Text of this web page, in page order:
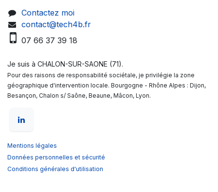
Contactez moi
contact@tech4b.fr
07 66 37 39 18
Je suis à CHALON-SUR-SAONE (71).
Pour des raisons de responsabilité sociétale, je privilégie la zone
géographique d'intervention locale. Bourgogne - Rhône Alpes : Dijon,
Besançon, Chalon s/ Saône, Beaune, Mâcon, Lyon.
Mentions légales
Données personnelles et sécurité
Conditions générales d'utilisation